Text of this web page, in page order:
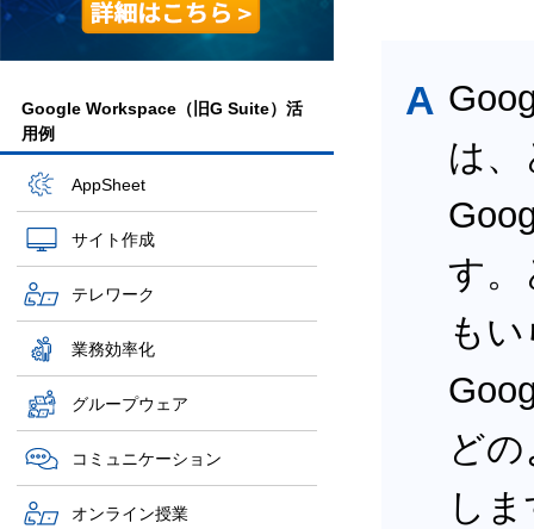
Google Workspace（旧G Suite）活
用例
AppSheet
サイト作成
テレワーク
業務効率化
グループウェア
コミュニケーション
オンライン授業
A
は
す。
も
ど
し